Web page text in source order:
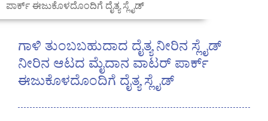
ಪಾರ್ಕ್ ಈಜುಕೊಳದೊಂದಿಗೆ ದೈತ್ಯ ಸ್ಲೈಡ್
ಗಾಳಿ ತುಂಬಬಹುದಾದ ದೈತ್ಯ ನೀರಿನ ಸ್ಲೈಡ್
ನೀರಿನ ಆಟದ ಮೈದಾನ ವಾಟರ್ ಪಾರ್ಕ್
ಈಜುಕೊಳದೊಂದಿಗೆ ದೈತ್ಯ ಸ್ಲೈಡ್